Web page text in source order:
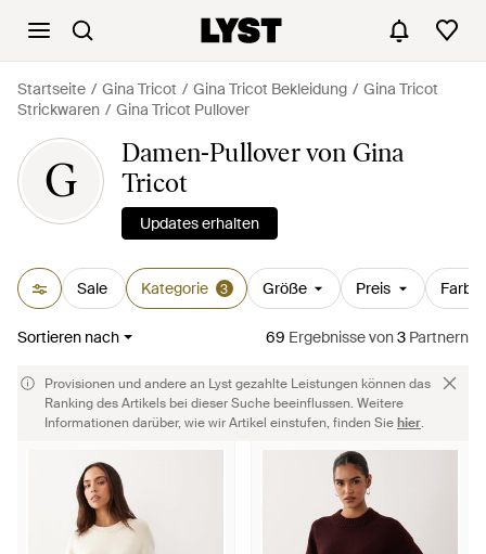
Startseite Gina Tricot Gina Tricot Bekleidung
Gina Tricot
Strickwaren
Gina Tricot Pullover
G
Damen-Pullover von Gina
Tricot
Updates erhalten
Sale Kategorie 3 Größe Preis Farbe
Sortieren nach 69 Ergebnissevon3 Partnern
Provisionen und andere an Lyst gezahlte Leistungen können das
Ranking des Artikels bei dieser Suche beeinflussen. Weitere
Informationen darüber, wie wir Artikel einstufen, finden Siehier.